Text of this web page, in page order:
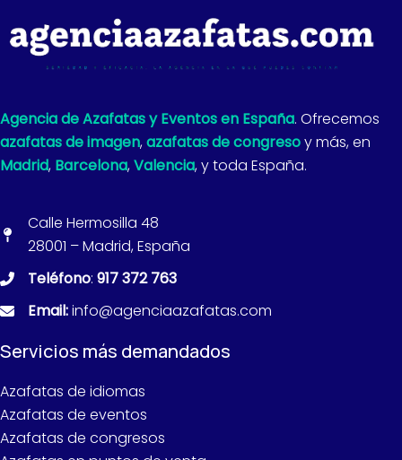
Agencia de Azafatas y Eventos en España. Ofrecemos
azafatas de imagen,azafatas de congresoy más, en
Madrid, Barcelona,Valencia, y toda España.
Calle Hermosilla 48
28001 – Madrid, España
Teléfono: 917 372 763
Email:info@agenciaazafatas.com
Servicios más demandados
Azafatas de idiomas
Azafatas de eventos
Azafatas de congresos